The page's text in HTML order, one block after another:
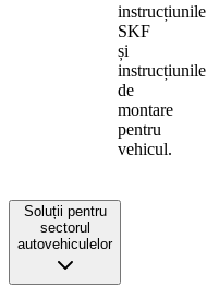
instrucțiunile
SKF
și
instrucțiunile
de
montare
pentru
vehicul.
Soluții pentru
sectorul
autovehiculelor